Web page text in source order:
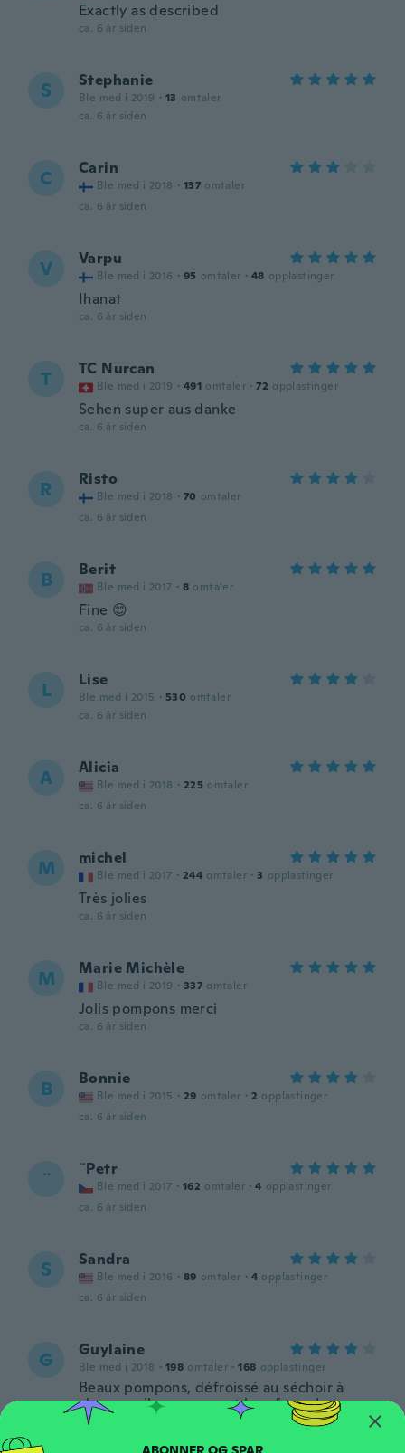
Exactly as described
ca. 6 år siden
S Stephanie
Ble med i 2019 · 13 omtaler
ca. 6 år siden
C Carin
Ble med i 2018 · 137 omtaler
ca. 6 år siden
V Varpu
Ble med i 2016 · 95 omtaler · 48 opplastinger
Ihanat
ca. 6 år siden
T TC Nurcan
Ble med i 2019 · 491 omtaler · 72 opplastinger
Sehen super aus danke
ca. 6 år siden
R Risto
Ble med i 2018 · 70 omtaler
ca. 6 år siden
B Berit
Ble med i 2017 · 8 omtaler
Fine 😊
ca. 6 år siden
L Lise
Ble med i 2015 · 530 omtaler
ca. 6 år siden
A Alicia
Ble med i 2018 · 225 omtaler
ca. 6 år siden
M michel
Ble med i 2017 · 244 omtaler · 3 opplastinger
Très jolies
ca. 6 år siden
M Marie Michèle
Ble med i 2019 · 337 omtaler
Jolis pompons merci
ca. 6 år siden
B Bonnie
Ble med i 2015 · 29 omtaler · 2 opplastinger
ca. 6 år siden
¨ ¨Petr
Ble med i 2017 · 162 omtaler · 4 opplastinger
ca. 6 år siden
S Sandra
Ble med i 2016 · 89 omtaler · 4 opplastinger
ca. 6 år siden
G Guylaine
Ble med i 2018 · 198 omtaler · 168 opplastinger
Beaux pompons, défroissé au séchoir à
cheveux, ils reprennent leur forme!
ca. 6 år siden